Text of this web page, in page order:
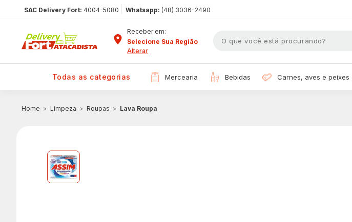
SAC Delivery Fort: 4004-5080 Whatsapp: (48) 3036-2490
Receber em:
Selecione Sua Região
Alterar
todas as categorias mercearia bebidas carnes, aves e peixes
Limpeza Roupas Lava Roupa